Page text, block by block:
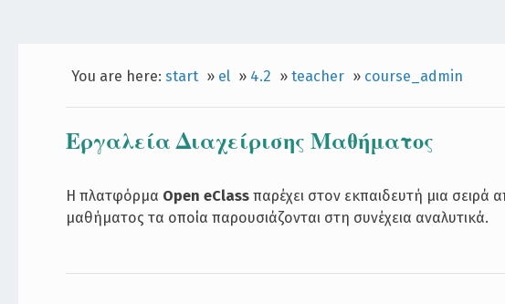
You are here: start » el » 4.2 » teacher » course_admin
Εργαλεία Διαχείρισης Μαθήματος
Η πλατφόρμα Open eClass παρέχει στον εκπαιδευτή μια σειρά
μαθήματος τα οποία παρουσιάζονται στη συνέχεια αναλυτικά.